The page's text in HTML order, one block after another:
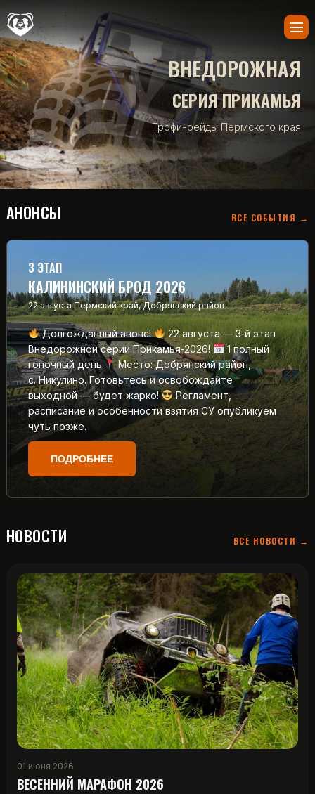
ВНЕДОРОЖНАЯ
СЕРИЯ ПРИКАМЬЯ
Трофи-рейды Пермского края
АНОНСЫ ВСЕ СОБЫТИЯ →
3 ЭТАП
КАЛИНИНСКИЙ БРОД 2026
22 августа Пермский край, Добрянский район
Долгожданный анонс!
22 августа — 3‑й этап
Внедорожной серии Прикамья‑2026!
1 полный
гоночный день.
Место: Добрянский район,
с. Никулино. Готовьтесь и освобождайте
выходной — будет жарко!
Регламент,
расписание и особенности взятия СУ опубликуем
чуть позже.
ПОДРОБНЕЕ
НОВОСТИ ВСЕ НОВОСТИ →
01 июня 2026
ВЕСЕННИЙ МАРАФОН 2026